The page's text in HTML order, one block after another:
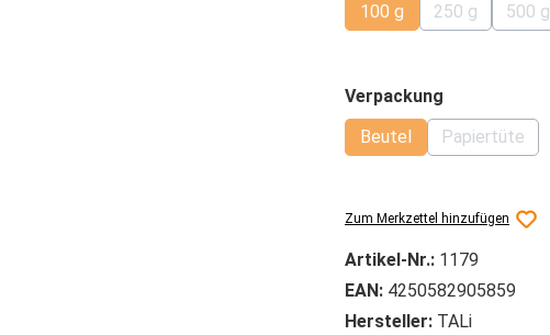
100 g
(Diese Option ist
250 g
(Diese
500 g
Verpackung
Beutel
(Diese Option ist
Papiertüte
(Diese
Zum Merkzettel hinzufügen
Artikel-Nr.: 1179
EAN: 4250582905859
Hersteller: TALi